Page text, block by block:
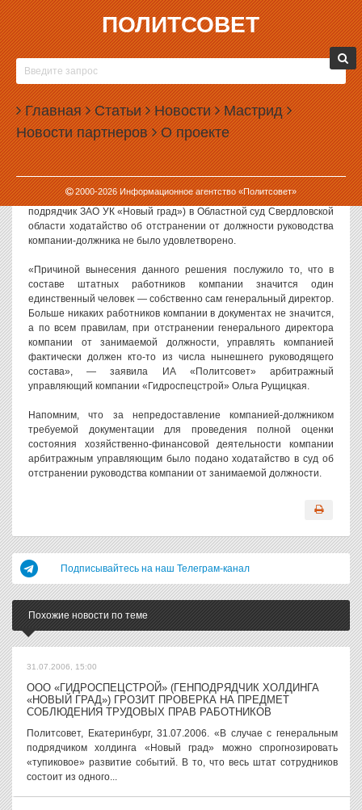
ПОЛИТСОВЕТ
Главная Статьи Новости Мастрид
Новости партнеров О проекте
2000-2026Информационное агентство «Политсовет»
27.07.2006, 11:51
АРБИТРАЖНЫЙ УПРАВЛЯЮЩИЙ КОМПАНИИ
«ГИДРОСПЕЦСТРОЙ» ОЛЬГА РУЩИЦКАЯ:
ШТАТ РАБОТНИКОВ ООО «ГИДРОСПЕЦСТРОЙ»
(ГЕНПОДРЯДЧИК ХОЛДИНГА «НОВЫЙ ГРАД»)
СОСТОИТ ИЗ ОДНОГО ЧЕЛОВЕКА —
ГЕНЕРАЛЬНОГО ДИРЕКТОРА
Политсовет, Екатеринбург, 27.07.2006. Поданное арбитражным
управляющим компании «Гидроспецстрой» (генеральный
подрядчик ЗАО УК «Новый град») в Областной суд Свердловской
области ходатайство об отстранении от должности руководства
компании-должника не было удовлетворено.
«Причиной вынесения данного решения послужило то, что в
составе штатных работников компании значится один
единственный человек — собственно сам генеральный директор.
Больше никаких работников компании в документах не значится,
а по всем правилам, при отстранении генерального директора
компании от занимаемой должности, управлять компанией
фактически должен кто-то из числа нынешнего руководящего
состава», — заявила ИА «Политсовет» арбитражный
управляющий компании «Гидроспецстрой» Ольга Рущицкая.
Напомним, что за непредоставление компанией-должником
требуемой документации для проведения полной оценки
состояния хозяйственно-финансовой деятельности компании
арбитражным управляющим было подано ходатайство в суд об
отстранении руководства компании от занимаемой должности.
Подписывайтесь на наш Телеграм-канал
Похожие новости по теме
31.07.2006, 15:00
ООО «ГИДРОСПЕЦСТРОЙ» (ГЕНПОДРЯДЧИК ХОЛДИНГА
«НОВЫЙ ГРАД») ГРОЗИТ ПРОВЕРКА НА ПРЕДМЕТ
СОБЛЮДЕНИЯ ТРУДОВЫХ ПРАВ РАБОТНИКОВ
Политсовет, Екатеринбург, 31.07.2006. «В случае с генеральным
подрядчиком холдинга «Новый град» можно спрогнозировать
«тупиковое» развитие событий. В то, что весь штат сотрудников
состоит из одного...